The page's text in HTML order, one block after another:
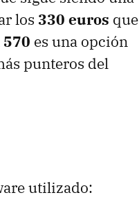
los 330 euros que
570 es una opción
punteros del
utilizado: